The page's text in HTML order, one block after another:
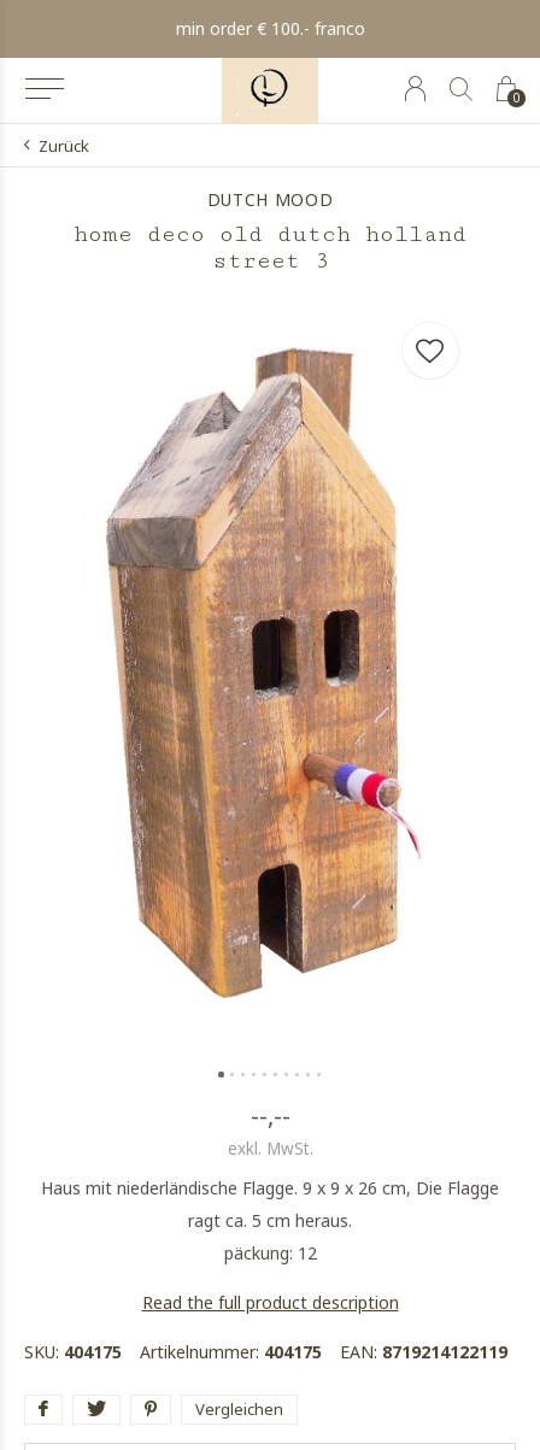
0
min order € 100.- franco
Zurück
DUTCH MOOD
home deco old dutch holland
street 3
--,--
exkl. MwSt.
Haus mit niederländische Flagge. 9 x 9 x 26 cm, Die Flagge
ragt ca. 5 cm heraus.
päckung: 12
Read the full product description
SKU: 404175 Artikelnummer: 404175 EAN: 8719214122119
Vergleichen